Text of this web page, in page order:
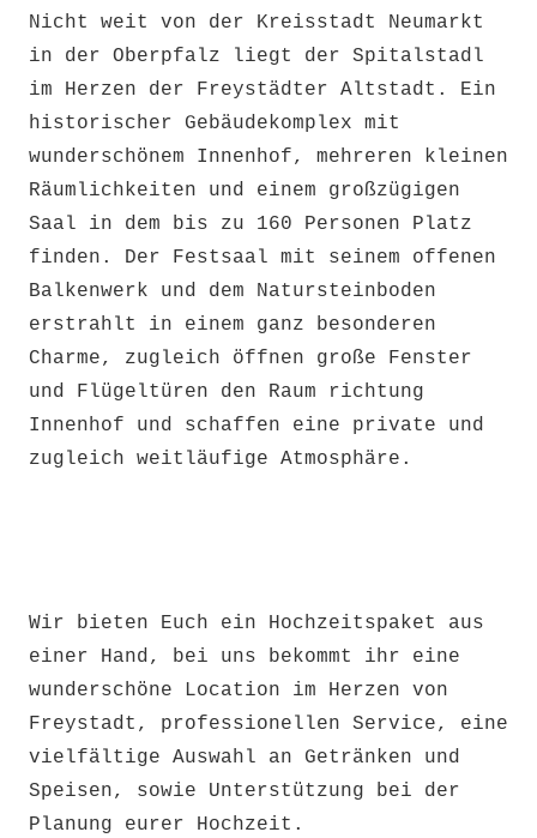
Nicht weit von der Kreisstadt Neumarkt
in der Oberpfalz liegt der Spitalstadl
im Herzen der Freystädter Altstadt. Ein
historischer Gebäudekomplex mit
wunderschönem Innenhof, mehreren kleinen
Räumlichkeiten und einem großzügigen
Saal in dem bis zu 160 Personen Platz
finden. Der Festsaal mit seinem offenen
Balkenwerk und dem Natursteinboden
erstrahlt in einem ganz besonderen
Charme, zugleich öffnen große Fenster
und Flügeltüren den Raum richtung
Innenhof und schaffen eine private und
zugleich weitläufige Atmosphäre.
Wir bieten Euch ein Hochzeitspaket aus
einer Hand, bei uns bekommt ihr eine
wunderschöne Location im Herzen von
Freystadt, professionellen Service, eine
vielfältige Auswahl an Getränken und
Speisen, sowie Unterstützung bei der
Planung eurer Hochzeit.